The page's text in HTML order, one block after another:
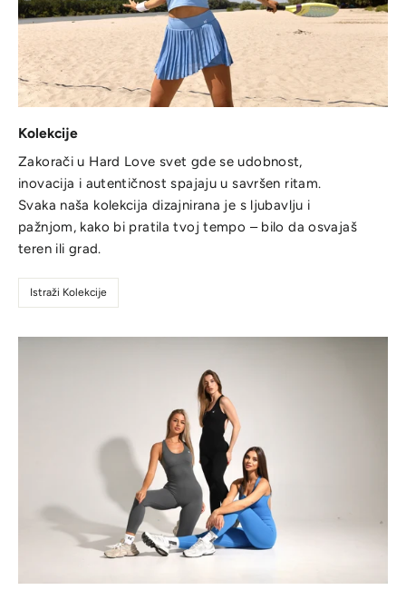
Kolekcije
Zakorači u Hard Love svet gde se udobnost,
inovacija i autentičnost spajaju u savršen ritam.
Svaka naša kolekcija dizajnirana je s ljubavlju i
pažnjom, kako bi pratila tvoj tempo – bilo da osvajaš
teren ili grad.
Istraži Kolekcije